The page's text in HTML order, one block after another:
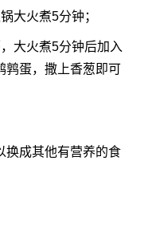
大火煮5分钟；
大火煮5分钟后加入
鹑蛋，撒上香葱即可
换成其他有营养的食